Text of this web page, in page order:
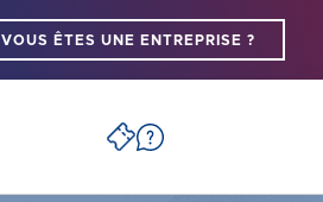
VOUS ÊTES UNE ENTREPRISE ?